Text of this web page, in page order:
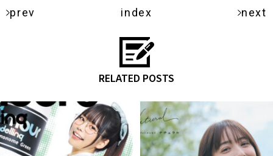
prev index next
RELATED POSTS